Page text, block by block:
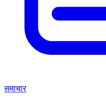
समाचार